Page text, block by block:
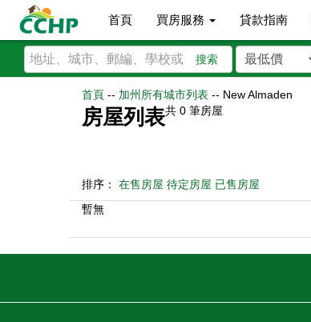
首頁 買房服務 貸款指南
搜索
首頁 -- 加州所有城市列表 -- New Almaden
房屋列表共 0 筆房屋
排序： 在售房屋 待定房屋 已售房屋
暫無